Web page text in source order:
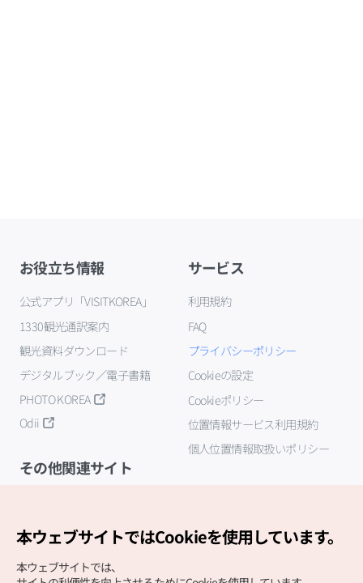
お役立ち情報
公式アプリ「VISITKOREA」
1330観光通訳案内
観光資料ダウンロード
デジタルブック／電子書籍
PHOTO KOREA
Odii
サービス
利用規約
FAQ
プライバシーポリシー
Cookieの設定
Cookieポリシー
位置情報サービス利用規約
個人位置情報取扱いポリシー
その他関連サイト
本ウェブサイトではCookieを使用しています。
本ウェブサイトでは、